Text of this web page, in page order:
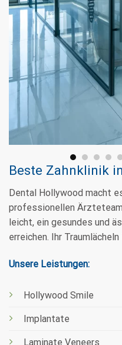
Beste Zahnklinik in
Dental Hollywood macht
professionellen
leicht, ein gesundes und
erreichen. Ihr
Unsere Leistungen:
Hollywood Smile
Implantate
E-Max-Kronen und -
Zahnaufhellung